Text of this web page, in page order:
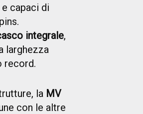
capaci di
integrale,
larghezza
record.
la MV
con le altre